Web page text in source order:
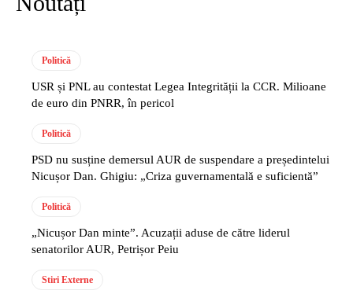
Politică
USR și PNL au contestat Legea Integrității la CCR. Milioane
de euro din PNRR, în pericol
Politică
PSD nu susține demersul AUR de suspendare a președintelui
Nicușor Dan. Ghigiu: „Criza guvernamentală e suficientă”
Politică
„Nicușor Dan minte”. Acuzații aduse de către liderul
senatorilor AUR, Petrișor Peiu
Stiri Externe